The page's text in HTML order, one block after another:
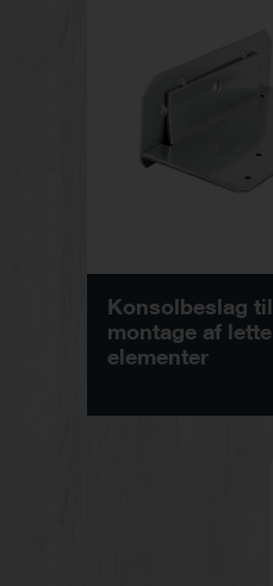
Konsolbeslag til
montage af lette
elementer